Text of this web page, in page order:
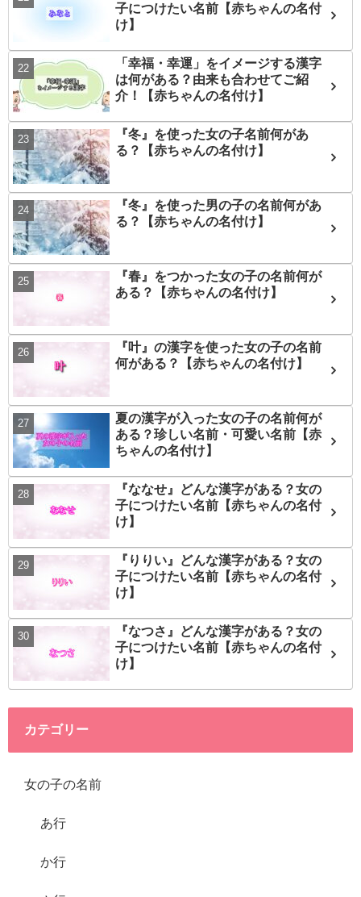
子につけたい名前【赤ちゃんの名付
け】
「幸福・幸運」をイメージする漢字
は何がある？由来も合わせてご紹
介！【赤ちゃんの名付け】
『冬』を使った女の子名前何があ
る？【赤ちゃんの名付け】
『冬』を使った男の子の名前何があ
る？【赤ちゃんの名付け】
『春』をつかった女の子の名前何が
ある？【赤ちゃんの名付け】
『叶』の漢字を使った女の子の名前
何がある？【赤ちゃんの名付け】
夏の漢字が入った女の子の名前何が
ある？珍しい名前・可愛い名前【赤
ちゃんの名付け】
『ななせ』どんな漢字がある？女の
子につけたい名前【赤ちゃんの名付
け】
『りりい』どんな漢字がある？女の
子につけたい名前【赤ちゃんの名付
け】
『なつさ』どんな漢字がある？女の
子につけたい名前【赤ちゃんの名付
け】
カテゴリー
女の子の名前
あ行
か行